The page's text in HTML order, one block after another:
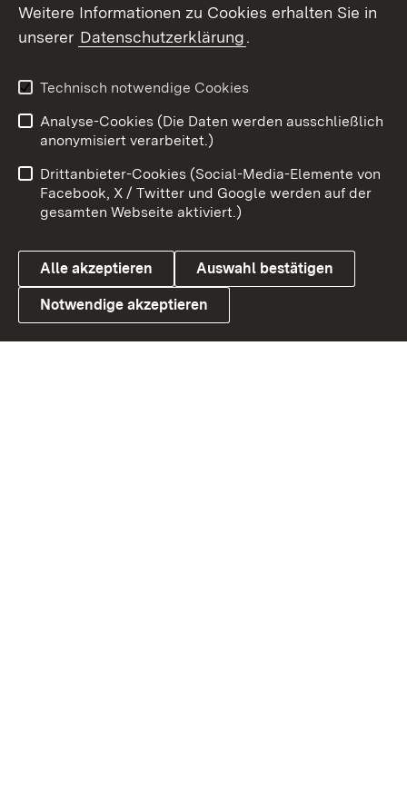
X / Twitter
Youtube
Link zum Landesportal
Impressum
Kontakt
Barrierefreiheit
Datenschutz
Cookies
Weitere Informationen zu Cookies erhalten Sie in
unserer Datenschutzerklärung.
Technisch notwendige Cookies
Analyse-Cookies (Die Daten werden ausschließlich
anonymisiert verarbeitet.)
Drittanbieter-Cookies (Social-Media-Elemente von
Facebook, X / Twitter und Google werden auf der
gesamten Webseite aktiviert.)
Alle akzeptieren Auswahl bestätigen
Notwendige akzeptieren